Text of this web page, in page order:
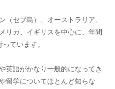
（セブ島）、オーストラリア、
リカ、イギリスを中心に、年間
ています。
英語がかなり一般的になってき
留学についてほとんど知らな